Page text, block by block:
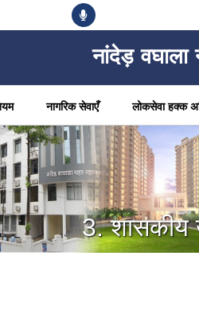
नांदेड़ वघाला
नागरिक सेवाएँ लोकसेवा हक्क
3. शासकीय